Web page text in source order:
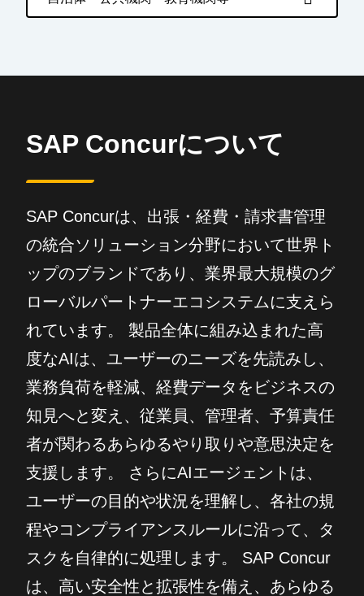
SAP Concurについて
SAP Concurは、出張・経費・請求書管理
の統合ソリューション分野において世界ト
ップのブランドであり、業界最大規模のグ
ローバルパートナーエコシステムに支えら
れています。 製品全体に組み込まれた高
度なAIは、ユーザーのニーズを先読みし、
業務負荷を軽減、経費データをビジネスの
知見へと変え、従業員、管理者、予算責任
者が関わるあらゆるやり取りや意思決定を
支援します。 さらにAIエージェントは、
ユーザーの目的や状況を理解し、各社の規
程やコンプライアンスルールに沿って、タ
スクを自律的に処理します。 SAP Concur
は、高い安全性と拡張性を備え、あらゆる